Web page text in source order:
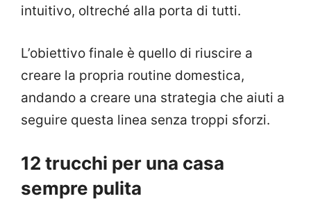
intuitivo, oltreché alla porta di tutti.
L’obiettivo finale è quello di riuscire a
creare la propria routine domestica,
andando a creare una strategia che aiuti a
seguire questa linea senza troppi sforzi.
12 trucchi per una casa
sempre pulita